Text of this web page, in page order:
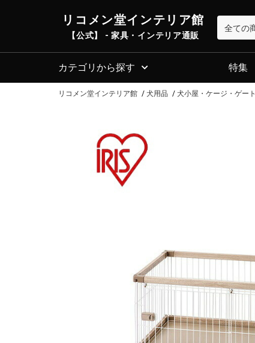
リコメン堂インテリア館
【公式】 - 家具・インテリア通販
カテゴリから探す 特集
リコメン堂インテリア館 犬用品 犬小屋・ケージ・ゲート